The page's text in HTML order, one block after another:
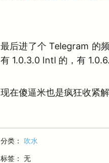
最后进了个 Telegram 的
有 1.0.3.0 Intl 的，有
现在傻逼米也是疯狂收紧
分类： 吹水
标签： 无